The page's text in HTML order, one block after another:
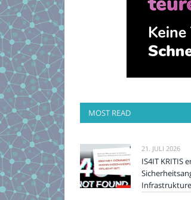
MOST READ
21. JULI 2026
IS4IT KRITIS